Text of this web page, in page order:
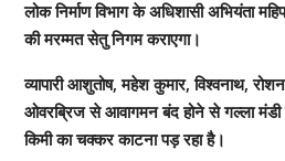
लोक निर्माण विभाग के अधिशासी अभियंता
की मरम्मत सेतु निगम कराएगा।
व्यापारी आशुतोष, महेश कुमार, विश्वनाथ,
ओवरब्रिज से आवागमन बंद होने से गल्ला मंडी
किमी का चक्कर काटना पड़ रहा है।